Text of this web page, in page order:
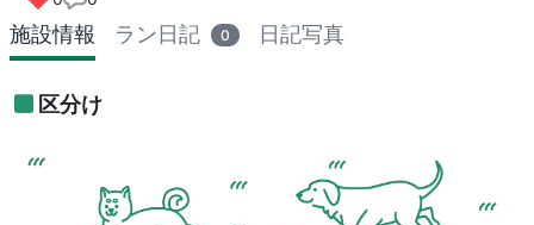
施設情報 ラン日記 0 日記写真
区分け